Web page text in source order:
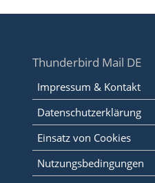
Thunderbird Mail DE
Impressum & Kontakt
Datenschutzerklärung
Einsatz von Cookies
Nutzungsbedingungen